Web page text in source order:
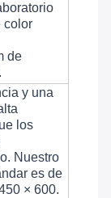
color
de
y una
los
Nuestro
es de
× 600.